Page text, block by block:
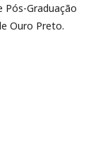
Pós-Graduação
Ouro Preto.